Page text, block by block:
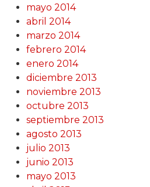
mayo 2014
abril 2014
marzo 2014
febrero 2014
enero 2014
diciembre 2013
noviembre 2013
octubre 2013
septiembre 2013
agosto 2013
julio 2013
junio 2013
mayo 2013